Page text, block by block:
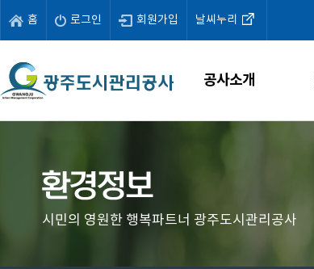
홈 로그인 회원가입 날씨누리
공사소개
시민의 영원한 행복파트너 광주도시관리공사